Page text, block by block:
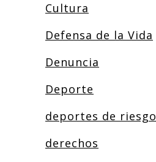
Cultura
Defensa de la Vida
Denuncia
Deporte
deportes de riesgo
derechos